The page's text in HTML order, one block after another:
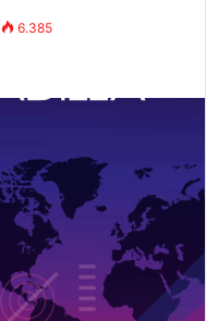
6.385